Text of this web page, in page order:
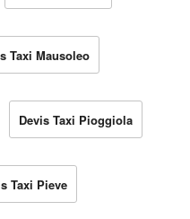
Taxi Mausoleo
Devis Taxi Pioggiola
Taxi Pieve